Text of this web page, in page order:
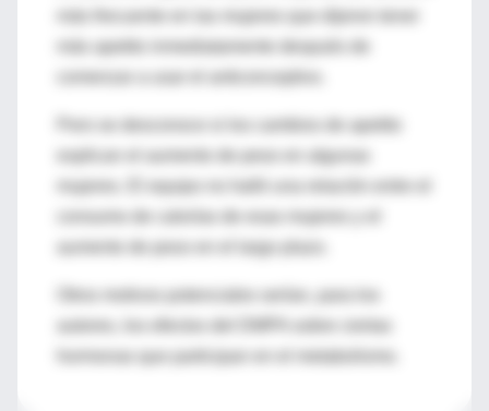
más apetito inmediatamente después de
Pero se desconoce si los cambios de apetito
explican el aumento de peso en algunas
mujeres. El equipo no halló una relación entre el
aumento de peso en el largo plazo.